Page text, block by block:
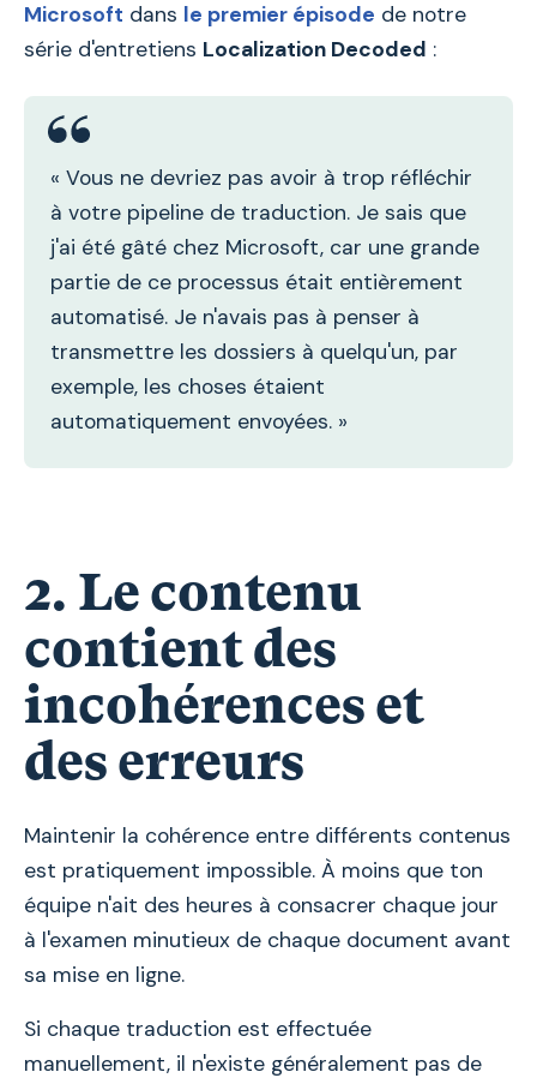
Microsoft dans le premier épisode de notre
série d'entretiens Localization Decoded :
« Vous ne devriez pas avoir à trop réfléchir
à votre pipeline de traduction. Je sais que
j'ai été gâté chez Microsoft, car une grande
partie de ce processus était entièrement
automatisé. Je n'avais pas à penser à
transmettre les dossiers à quelqu'un, par
exemple, les choses étaient
automatiquement envoyées. »
2. Le contenu
contient des
incohérences et
des erreurs
Maintenir la cohérence entre différents contenus
est pratiquement impossible. À moins que ton
équipe n'ait des heures à consacrer chaque jour
à l'examen minutieux de chaque document avant
sa mise en ligne.
Si chaque traduction est effectuée
manuellement, il n'existe généralement pas de